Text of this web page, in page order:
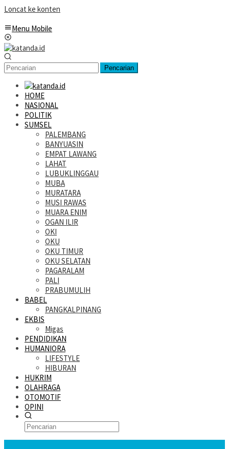
Loncat ke konten
Menu Mobile
Pencarian
HOME
NASIONAL
POLITIK
SUMSEL
PALEMBANG
BANYUASIN
EMPAT LAWANG
LAHAT
LUBUKLINGGAU
MUBA
MURATARA
MUSI RAWAS
MUARA ENIM
OGAN ILIR
OKI
OKU
OKU TIMUR
OKU SELATAN
PAGARALAM
PALI
PRABUMULIH
BABEL
PANGKALPINANG
EKBIS
Migas
PENDIDIKAN
HUMANIORA
LIFESTYLE
HIBURAN
HUKRIM
OLAHRAGA
OTOMOTIF
OPINI